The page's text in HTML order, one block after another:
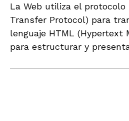
La Web utiliza el protocolo
Transfer Protocol) para
lenguaje HTML (Hypertext
para estructurar y